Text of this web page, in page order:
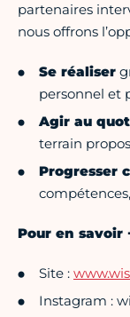
partenaires
nous offrons
Se réaliser
personnel et
Agir au
terrain
Progresser
Pour en savoir
Site :
Instagram :